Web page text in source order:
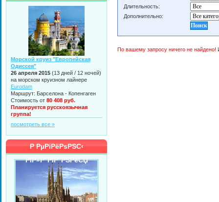
Длительность:
Дополнительно:
По вашему запросу ничего не найдено!
Морской круиз "Европейская
Одиссея"
26 апреля 2015 (13 дней / 12 ночей)
на морском круизном лайнере
Eurodam
Маршрут: Барселона - Копенгаген
Стоимость от 80 408 руб.
Планируется русскоязычная
группа!
посмотреть все »
Р РµРіРёРѕРЅС‹
РїР»Р°РІР°РЅРёСЏ